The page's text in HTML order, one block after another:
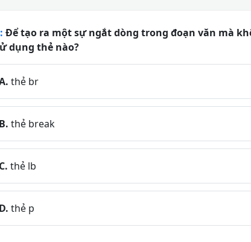
Để tạo ra một sự ngắt dòng trong đoạn văn mà
dụng thẻ nào?
thẻ br
B. thẻ break
C. thẻ lb
D. thẻ p